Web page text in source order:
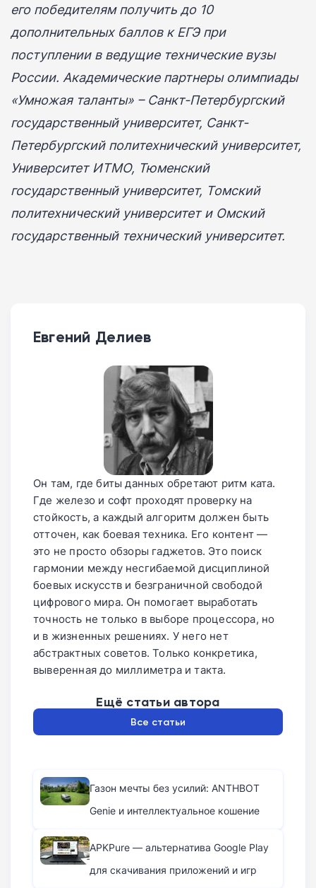
его победителям получить до 10
дополнительных баллов к ЕГЭ при
поступлении в ведущие технические вузы
России. Академические партнеры олимпиады
«Умножая таланты» – Санкт-Петербургский
государственный университет, Санкт-
Петербургский политехнический университет,
Университет ИТМО, Тюменский
государственный университет, Томский
политехнический университет и Омский
государственный технический университет.
Евгений Делиев
Он там, где биты данных обретают ритм ката.
Где железо и софт проходят проверку на
стойкость, а каждый алгоритм должен быть
отточен, как боевая техника. Его контент —
это не просто обзоры гаджетов. Это поиск
гармонии между несгибаемой дисциплиной
боевых искусств и безграничной свободой
цифрового мира. Он помогает выработать
точность не только в выборе процессора, но
и в жизненных решениях. У него нет
абстрактных советов. Только конкретика,
выверенная до миллиметра и такта.
Ещё статьи автора
Все статьи
Газон мечты без усилий: ANTHBOT
Genie и интеллектуальное кошение
APKPure — альтернатива Google Play
для скачивания приложений и игр